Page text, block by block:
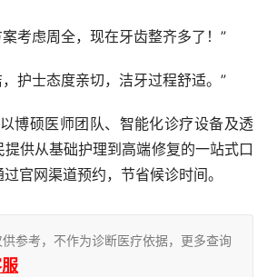
案考虑周全，现在牙齿整齐多了！”
，护士态度亲切，洁牙过程舒适。”
供从基础护理到高端修复的一站式口
官网渠道预约，节省候诊时间。
参考，不作为诊断医疗依据，更多查询